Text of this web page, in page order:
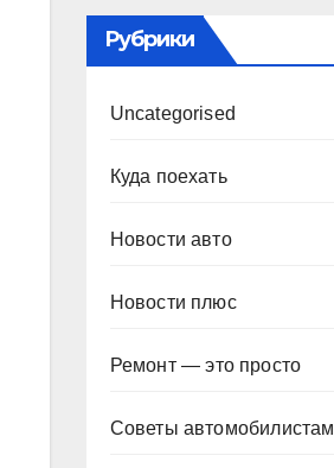
Рубрики
Uncategorised
Куда поехать
Новости авто
Новости плюс
Ремонт — это просто
Советы автомобилистам